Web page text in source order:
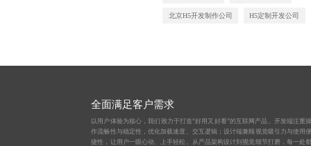
北京H5开发制作公司 H5定制开发公司
全面满足客户需求
以用户体验为核心，我们致力于打造“好用又好看”的互联网产品。开发端注重
作流畅性与稳定性，优化加载速度、交互逻辑；设计端兼顾视觉吸引力与使用
捷性，让用户一眼心动、上手轻松。从产品架构设计到视觉细节打磨，每一处